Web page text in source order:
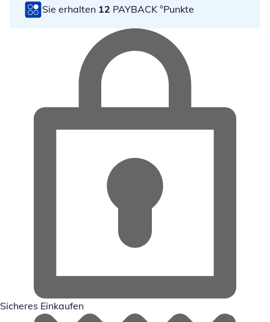
Sie erhalten 12 PAYBACK °Punkte
Sicheres Einkaufen